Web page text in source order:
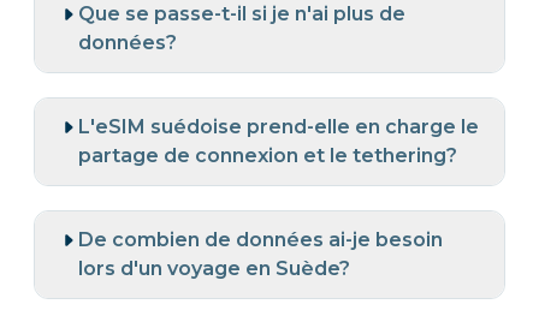
Que se passe-t-il si je n'ai plus de
données?
L'eSIM suédoise prend-elle en charge le
partage de connexion et le tethering?
De combien de données ai-je besoin
lors d'un voyage en Suède?